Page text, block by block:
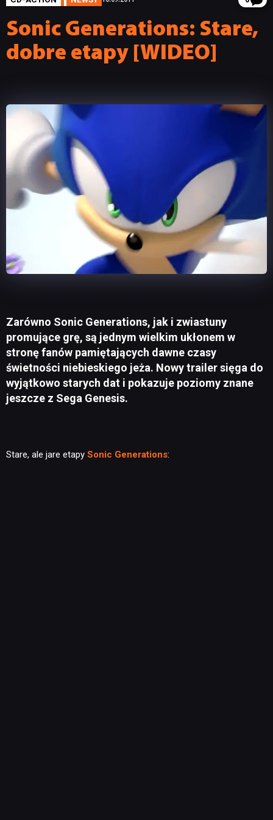
Sonic Generations: Stare,
dobre etapy [WIDEO]
Zarówno Sonic Generations, jak i zwiastuny
promujące grę, są jednym wielkim ukłonem w
stronę fanów pamiętających dawne czasy
świetności niebieskiego jeża. Nowy trailer sięga do
wyjątkowo starych dat i pokazuje poziomy znane
jeszcze z Sega Genesis.
Stare, ale jare etapy Sonic Generations: